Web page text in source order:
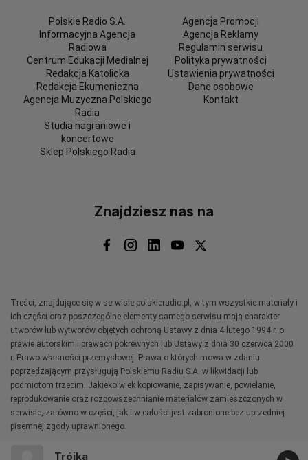
Trójka
Polskie Radio S.A.
Informacyjna Agencja
Radiowa
Centrum Edukacji Medialnej
Redakcja Katolicka
Redakcja Ekumeniczna
Agencja Muzyczna Polskiego
Radia
Studia nagraniowe i
koncertowe
Sklep Polskiego Radia
Agencja Promocji
Agencja Reklamy
Regulamin serwisu
Polityka prywatności
Ustawienia prywatności
Dane osobowe
Kontakt
Znajdziesz nas na
Treści, znajdujące się w serwisie polskieradio.pl, w tym wszystkie materiały i
ich części oraz poszczególne elementy samego serwisu mają charakter
utworów lub wytworów objętych ochroną Ustawy z dnia 4 lutego 1994 r. o
prawie autorskim i prawach pokrewnych lub Ustawy z dnia 30 czerwca 2000
r. Prawo własności przemysłowej. Prawa o których mowa w zdaniu
poprzedzającym przysługują Polskiemu Radiu S.A. w likwidacji lub
podmiotom trzecim. Jakiekolwiek kopiowanie, zapisywanie, powielanie,
reprodukowanie oraz rozpowszechnianie materiałów zamieszczonych w
serwisie, zarówno w części, jak i w całości jest zabronione bez uprzedniej
pisemnej zgody uprawnionego.